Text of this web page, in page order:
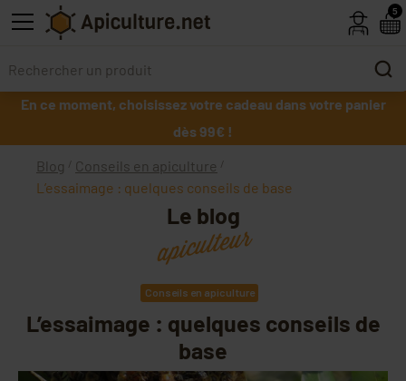
Skip to main content
En ce moment, choisissez votre cadeau dans votre panier
dès 99€ !
Blog
Conseils en apiculture
L’essaimage : quelques conseils de base
Le blog
apiculteur
Conseils en apiculture
L’essaimage : quelques conseils de
base
5